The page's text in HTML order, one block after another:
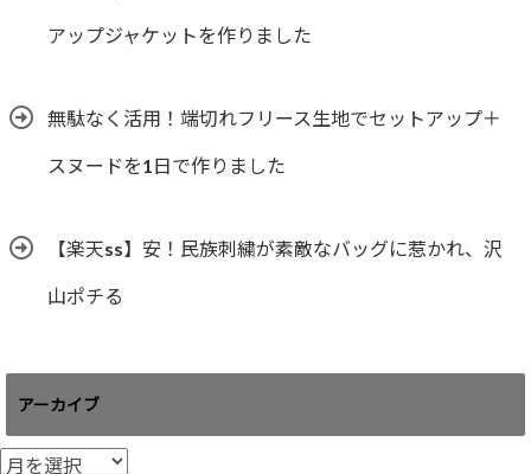
アップジャケットを作りました
無駄なく活用！端切れフリース生地でセットアップ＋
スヌードを1日で作りました
【楽天ss】安！民族刺繍が素敵なバッグに惹かれ、沢
山ポチる
アーカイブ
ア